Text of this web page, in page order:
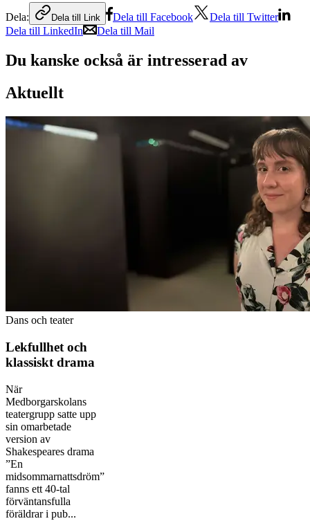
Dela: Dela till Link Dela till Facebook
Dela till Twitter
Dela till LinkedIn
Dela till Mail
Du kanske också är intresserad av
Aktuellt
Dans och teater
Lekfullhet och
klassiskt drama
När
Medborgarskolans
teatergrupp satte upp
sin omarbetade
version av
Shakespeares drama
”En
midsommarnattsdröm”
fanns ett 40-tal
förväntansfulla
föräldrar i pub...